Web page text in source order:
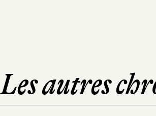
Les autres